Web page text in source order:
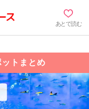
あとで読む
トまとめ